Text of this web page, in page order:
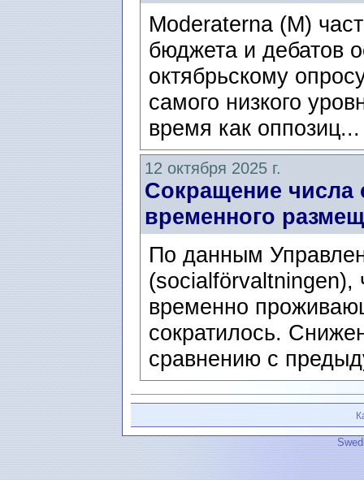
Moderaterna (M)
бюджета и дебатов
октябрьскому
самого низкого
время как
12 октября 2025 г.
Сокращение числа
временного
По данным
(socialförvaltningen),
временно
сократилось.
сравнению с